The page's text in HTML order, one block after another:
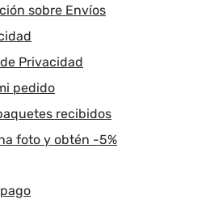
sobre Envíos
Privacidad
pedido
recibidos
foto y obtén -5%